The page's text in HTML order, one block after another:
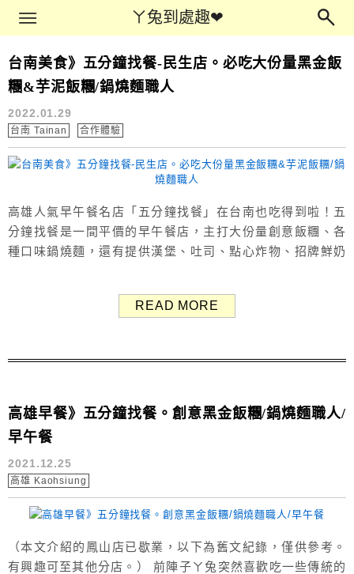
ㄚ兔到處趣❤ㄚ兔到處趣❤
Main Menu
早午餐
台南美食》五分鐘找餐-民生店。必吃大份量黑金飯
糰&芋泥飯糰/鍋燒麵職人
2022.01.29
台南 Tainan 合作體驗
高雄人氣早午餐名店「五分鐘找餐」在台南也吃得到啦！五
分鐘找餐是一間平價的早午餐店，主打大份量創意飯糰、各
種口味鍋燒麵，還有提供漢堡、吐司、點心炸物、招牌鮮奶
生路上，靠近河樂廣場、五條港文化區、兑悅門古蹟、神農
READ MORE
高雄早餐》五分鐘找餐。創意黑金飯糰/鍋燒麵職人/
早午餐
2021.12.25
高雄 Kaohsiung
（本文介紹的鳳山店已歇業，以下為舊文紀錄，僅供參考。
有興趣可至其他分店。） 前陣子ㄚ兔突然喜歡吃一些傳統的